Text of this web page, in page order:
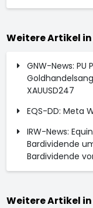
Weitere Artikel in
GNW-News:
XAUUSD247
EQS-DD: Meta
IRW-News:
Bardividende
Bardividende
Weitere Artikel in